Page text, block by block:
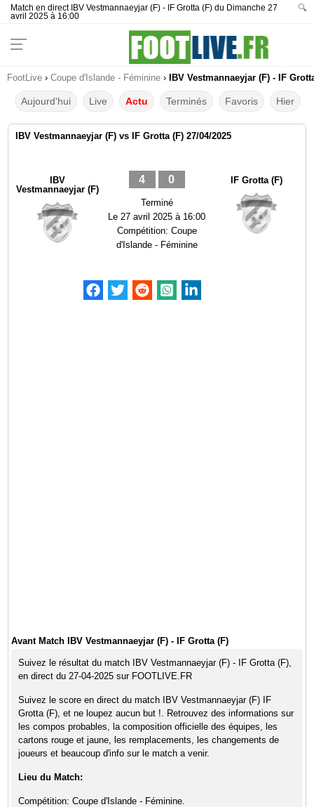
Match en direct IBV Vestmannaeyjar (F) - IF Grotta (F) du Dimanche 27
avril 2025 à 16:00
🔍
FootLive › Coupe d'Islande - Féminine › IBV Vestmannaeyjar (F) - IF
Aujourd'hui Live Actu Terminés Favoris Hier
IBV Vestmannaeyjar (F) vs IF Grotta (F) 27/04/2025
IBV
Vestmannaeyjar (F)
4 0
Terminé
Le27 avril 2025 à 16:00
Compétition: Coupe
d'Islande - Féminine
IF Grotta (F)
Avant Match IBV Vestmannaeyjar (F) - IF Grotta (F)
Suivez le résultat du match IBV Vestmannaeyjar (F) - IF Grotta (F),
en direct du 27-04-2025 sur FOOTLIVE.FR
Suivez le score en direct du match IBV Vestmannaeyjar (F) IF
Grotta (F), et ne loupez aucun but !. Retrouvez des informations sur
les compos probables, la composition officielle des équipes, les
cartons rouge et jaune, les remplacements, les changements de
joueurs et beaucoup d'info sur le match a venir.
Lieu du Match:
Compétition: Coupe d'Islande - Féminine.